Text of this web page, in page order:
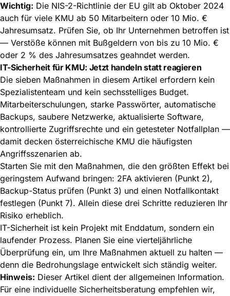
Wichtig: Die NIS-2-Richtlinie der EU gilt ab Oktober 2024
auch für viele KMU ab 50 Mitarbeitern oder 10 Mio. €
Jahresumsatz. Prüfen Sie, ob Ihr Unternehmen betroffen ist
— Verstöße können mit Bußgeldern von bis zu 10 Mio. €
oder 2 % des Jahresumsatzes geahndet werden.
IT-Sicherheit für KMU: Jetzt handeln statt reagieren
Die sieben Maßnahmen in diesem Artikel erfordern kein
Spezialistenteam und kein sechsstelliges Budget.
Mitarbeiterschulungen, starke Passwörter, automatische
Backups, saubere Netzwerke, aktualisierte Software,
kontrollierte Zugriffsrechte und ein getesteter Notfallplan —
damit decken österreichische KMU die häufigsten
Angriffsszenarien ab.
Starten Sie mit den Maßnahmen, die den größten Effekt bei
geringstem Aufwand bringen: 2FA aktivieren (Punkt 2),
Backup-Status prüfen (Punkt 3) und einen Notfallkontakt
festlegen (Punkt 7). Allein diese drei Schritte reduzieren Ihr
Risiko erheblich.
IT-Sicherheit ist kein Projekt mit Enddatum, sondern ein
laufender Prozess. Planen Sie eine vierteljährliche
Überprüfung ein, um Ihre Maßnahmen aktuell zu halten —
denn die Bedrohungslage entwickelt sich ständig weiter.
Hinweis: Dieser Artikel dient der allgemeinen Information.
Für eine individuelle Sicherheitsberatung empfehlen wir,